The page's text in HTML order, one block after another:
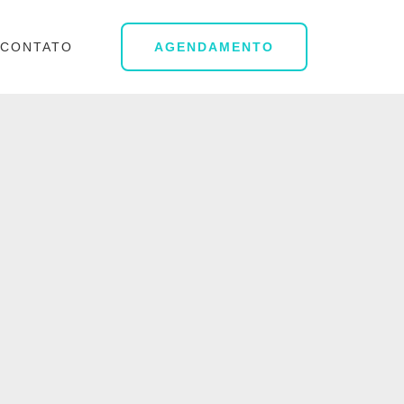
CONTATO AGENDAMENTO